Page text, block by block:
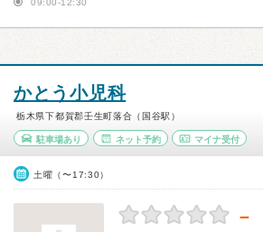
09:00-12:30
かとう小児科
栃木県下都賀郡壬生町落合（国谷駅）
駐車場あり ネット予約 マイナ受付
土曜（〜17:30）
－